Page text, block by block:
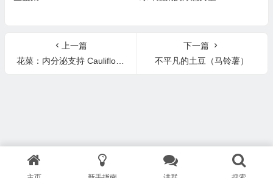
上一篇
花菜：内分泌支持 Cauliflower: Endocrine Support
下一篇
不平凡的土豆（马铃薯）